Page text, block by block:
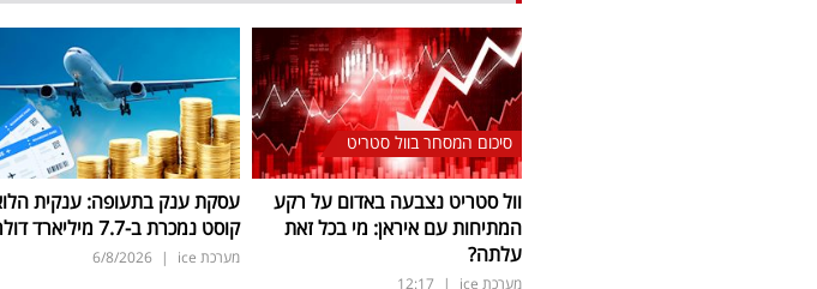
סיכום המסחר בוול סטריט
וול סטריט נצבעה באדום על רקע
המתיחות עם איראן: מי בכל זאת
עלתה?
מערכת ice |
12:17
עסקת ענק בתעופה: ענקית
קוסט נמכרת ב-7.7 מיליארד דולר
מערכת ice |
6/8/2026